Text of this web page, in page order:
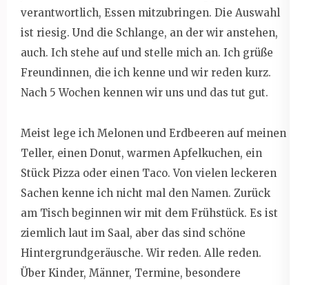
verantwortlich, Essen mitzubringen. Die Auswahl
ist riesig. Und die Schlange, an der wir anstehen,
auch. Ich stehe auf und stelle mich an. Ich grüße
Freundinnen, die ich kenne und wir reden kurz.
Nach 5 Wochen kennen wir uns und das tut gut.
Meist lege ich Melonen und Erdbeeren auf meinen
Teller, einen Donut, warmen Apfelkuchen, ein
Stück Pizza oder einen Taco. Von vielen leckeren
Sachen kenne ich nicht mal den Namen. Zurück
am Tisch beginnen wir mit dem Frühstück. Es ist
ziemlich laut im Saal, aber das sind schöne
Hintergrundgeräusche. Wir reden. Alle reden.
Über Kinder, Männer, Termine, besondere